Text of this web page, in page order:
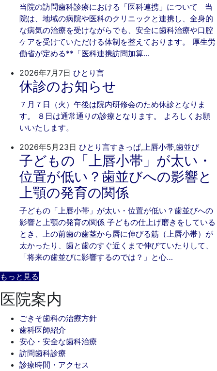
17
日
科
当院の訪問歯科診療における「医科連携」について 当
院は、地域の病院や医科のクリニックと連携し、全身的
な病気の治療を受けながらでも、安全に歯科治療や口腔
ケアを受けていただける体制を整えております。 厚生労
働省が定める**「医科連携訪問加算…
2026年7月7日 ひとり言2026
年
7
月
7
ご
き
そ
歯
科
休診のお知らせ
７月７日（火）午後は院内研修会のため休診となりま
す。 ８日は通常通りの診療となります。 よろしくお願
いいたします。
2026年5月23日 ひとり言すきっぱ,上唇小帯,歯並び
年
5
月
ご
き
そ
歯
子どもの「上唇小帯」が太い・
位置が低い？歯並びへの影響と
上顎の発育の関係
子どもの「上唇小帯」が太い・位置が低い？歯並びへの
影響と上顎の発育の関係 子どもの仕上げ磨きをしている
とき、上の前歯の歯茎から唇に伸びる筋（上唇小帯）が
太かったり、歯と歯のすぐ近くまで伸びていたりして、
「将来の歯並びに影響するのでは？」と心…
もっと見る
医院案内
ごきそ歯科の治療方針
歯科医師紹介
安心・安全な歯科治療
訪問歯科診療
診療時間・アクセス